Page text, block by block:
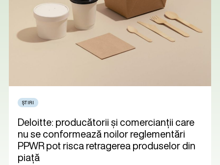
ȘTIRI
Deloitte: producătorii și comercianții care
nu se conformează noilor reglementări
PPWR pot risca retragerea produselor din
piață